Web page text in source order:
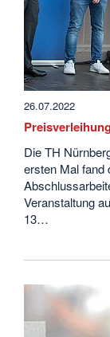
26.07.2022
Die TH
ersten Mal fand
Veranstaltung
13…